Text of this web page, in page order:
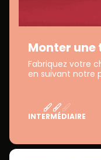
Monter une
Fabriquez votre
en suivant notre
INTERMÉDIAIRE